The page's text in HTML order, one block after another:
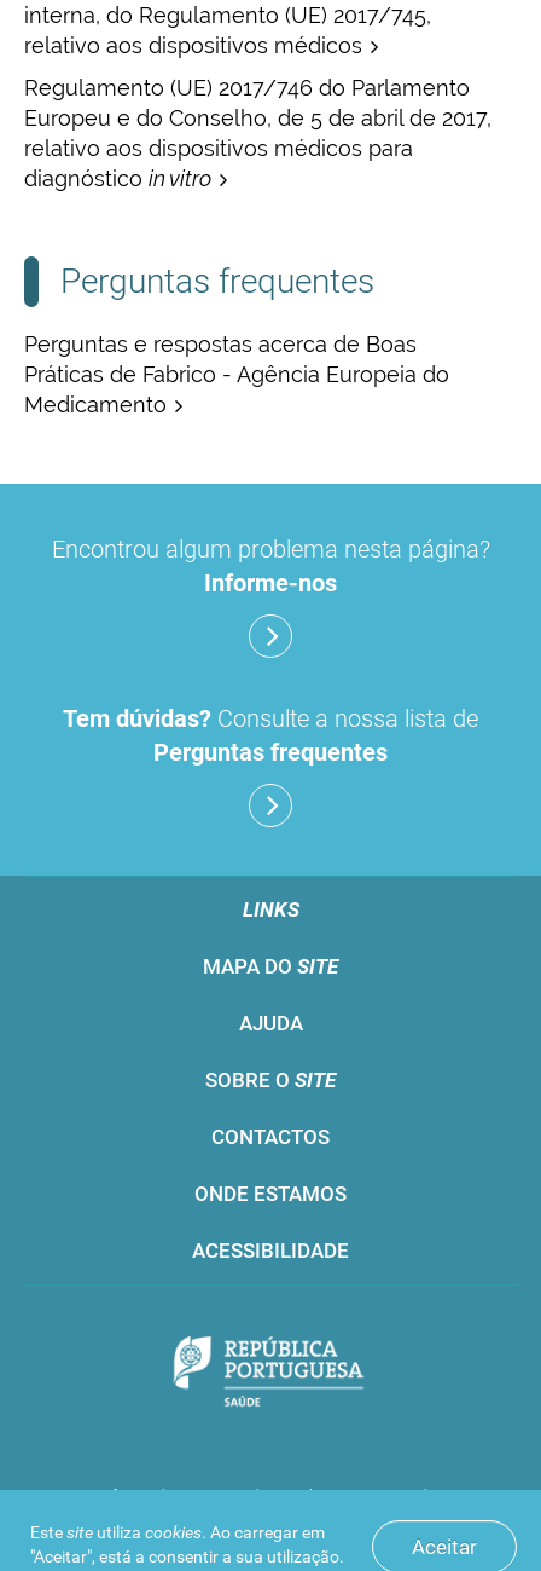
interna, do Regulamento (UE) 2017/745,
relativo aos dispositivos médicos
Regulamento (UE) 2017/746 do Parlamento
Europeu e do Conselho, de 5 de abril de 2017,
relativo aos dispositivos médicos para
diagnóstico in vitro
Perguntas frequentes
Perguntas e respostas acerca de Boas
Práticas de Fabrico - Agência Europeia do
Medicamento
Aceitar
Estesite utiliza cookies. Ao carregar em
"Aceitar", está a consentir a sua utilização.
Encontrou algum problema nesta página?
Informe-nos
Tem dúvidas? Consulte a nossa lista de
Perguntas frequentes
LINKS
MAPA DO SITE
AJUDA
SOBRE O SITE
CONTACTOS
ONDE ESTAMOS
ACESSIBILIDADE
Infarmed © 2016. Todos os direitos reservados